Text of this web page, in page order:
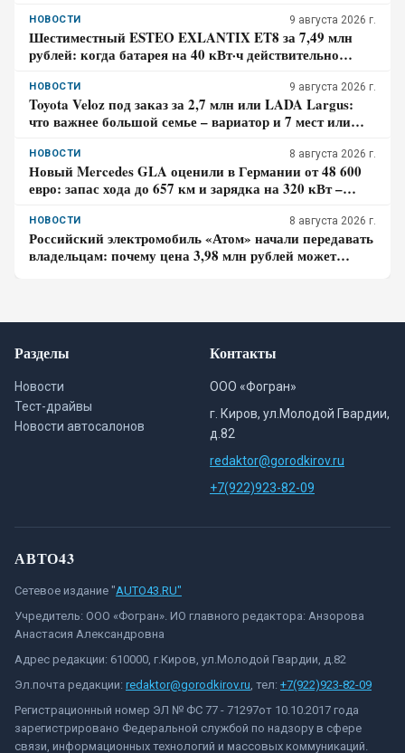
НОВОСТИ 9 августа 2026 г.
Шестиместный ESTEO EXLANTIX ET8 за 7,49 млн
рублей: когда батарея на 40 кВт·ч действительно
НОВОСТИ 9 августа 2026 г.
Toyota Veloz под заказ за 2,7 млн или LADA Largus:
что важнее большой семье – вариатор и 7 мест или
НОВОСТИ 8 августа 2026 г.
Новый Mercedes GLA оценили в Германии от 48 600
евро: запас хода до 657 км и зарядка на 320 кВт –
НОВОСТИ 8 августа 2026 г.
Российский электромобиль «Атом» начали передавать
владельцам: почему цена 3,98 млн рублей может
Разделы
Новости
Тест-драйвы
Новости автосалонов
Контакты
ООО «Фогран»
г. Киров, ул.Молодой Гвардии,
д.82
redaktor@gorodkirov.ru
+7(922)923-82-09
АВТО43
Сетевое издание "AUTO43.RU"
Учредитель: ООО «Фогран». ИО главного редактора: Анзорова
Анастасия Александровна
Адрес редакции: 610000, г.Киров, ул.Молодой Гвардии, д.82
Эл.почта редакции: redaktor@gorodkirov.ru, тел: +7(922)923-82-09
Регистрационный номер ЭЛ № ФС 77 - 71297от 10.10.2017 года
зарегистрировано Федеральной службой по надзору в сфере
связи, информационных технологий и массовых коммуникаций.